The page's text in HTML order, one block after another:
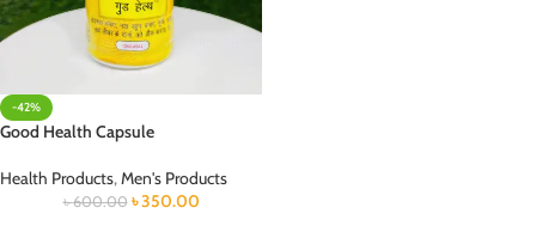
-42%
Good Health Capsule
Health Products,Men's Products
৳600.00 ৳350.00